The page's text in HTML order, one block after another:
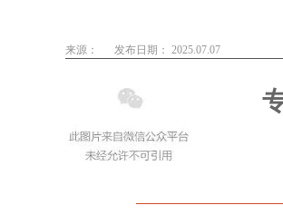
来源： 发布日期： 2025.07.07